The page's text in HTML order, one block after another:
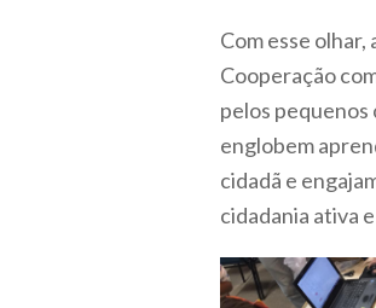
Com esse
Cooperação
pelos pequenos
englobem
cidadã e
cidadania ativa